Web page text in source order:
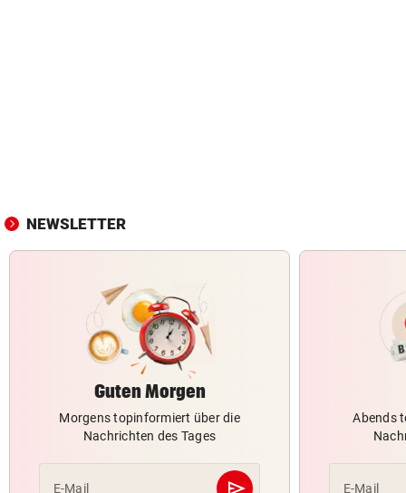
NEWSLETTER
Guten Morgen
Morgens topinformiert über die
Nachrichten des Tages
E-Mail
Abends
E-Mail